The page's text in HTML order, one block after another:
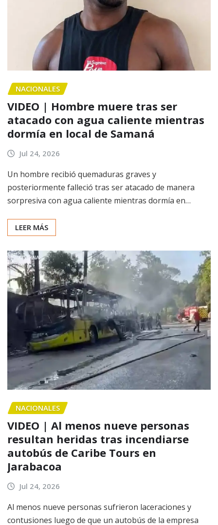
NACIONALES
VIDEO | Hombre muere tras ser
atacado con agua caliente mientras
dormía en local de Samaná
Jul 24, 2026
Un hombre recibió quemaduras graves y
posteriormente falleció tras ser atacado de manera
sorpresiva con agua caliente mientras dormía en…
LEER MÁS
NACIONALES
VIDEO | Al menos nueve personas
resultan heridas tras incendiarse
autobús de Caribe Tours en
Jarabacoa
Jul 24, 2026
Al menos nueve personas sufrieron laceraciones y
contusiones luego de que un autobús de la empresa